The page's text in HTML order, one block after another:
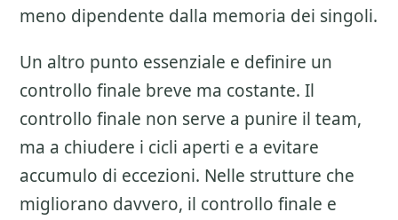
meno dipendente dalla memoria dei singoli.
Un altro punto essenziale e definire un
controllo finale breve ma costante. Il
controllo finale non serve a punire il team,
ma a chiudere i cicli aperti e a evitare
accumulo di eccezioni. Nelle strutture che
migliorano davvero, il controllo finale e